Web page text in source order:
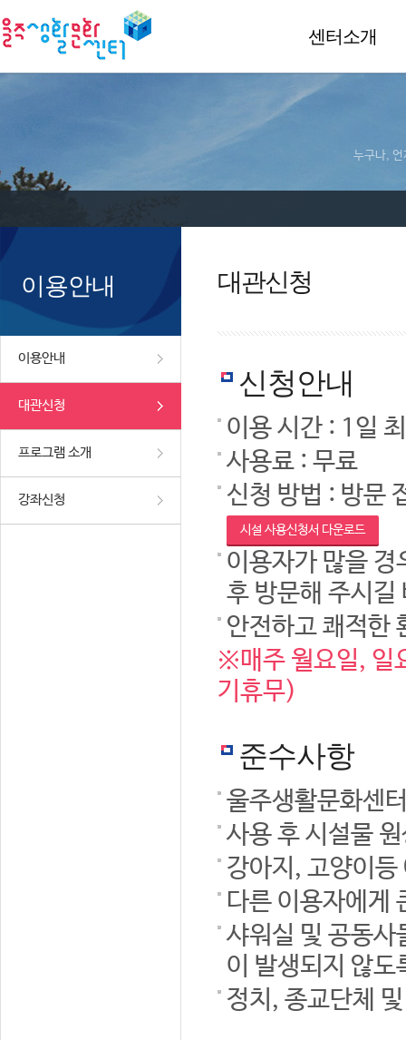
센터소개
누구나, 언
이용안내
이용안내
대관신청
프로그램 소개
강좌신청
대관신청
신청안내
이용 시간 : 1일
사용료 : 무료
신청 방법 : 방문
시설 사용신청서 다운로드
이용자가 많을 경
후 방문해 주시길
안전하고 쾌적한
※매주 월요일, 일
기휴무)
준수사항
울주생활문화센
사용 후 시설물
강아지, 고양이
다른 이용자에게
샤워실 및 공동사
이 발생되지 않도
정치, 종교단체